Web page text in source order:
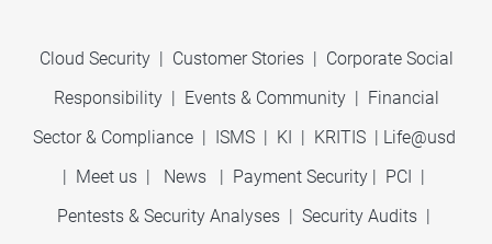
Cloud Security | Customer Stories| Corporate Social
Responsibility| Events & Community | Financial
Sector & Compliance| ISMS| KI | KRITIS| Life@usd
| Meet us | News | Payment Security | PCI |
Pentests & Security Analyses | Security Audits |